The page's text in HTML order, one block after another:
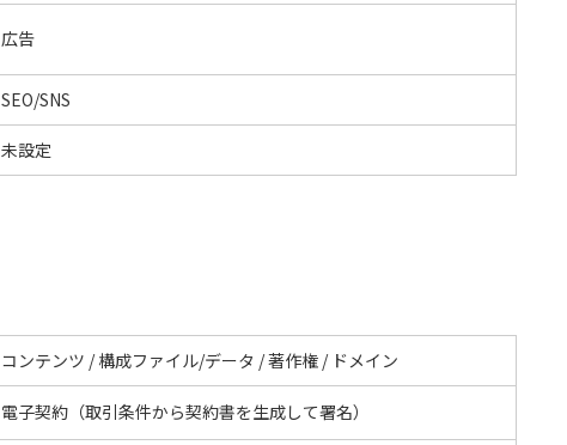
広告
SEO/SNS
未設定
コンテンツ / 構成ファイル/データ / 著作権 / ドメイン
電子契約（取引条件から契約書を生成して署名）